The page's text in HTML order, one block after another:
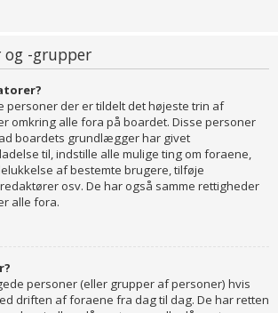
og -grupper
personer der er tildelt det højeste trin af
omkring alle fora på boardet. Disse personer
boardets grundlægger har givet
til, indstille alle mulige ting om foraene,
af bestemte brugere, tilføje
osv. De har også samme rettigheder
alle fora.
personer (eller grupper af personer) hvis
driften af foraene fra dag til dag. De har retten